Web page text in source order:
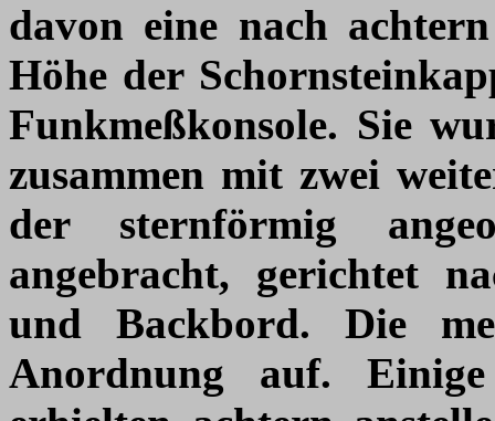
davon eine nach
Höhe der
Funkmeßkonsole. Sie
zusammen mit zwei
der sternförmig
angebracht, gerichtet
und Backbord. Die
Anordnung auf. Einige